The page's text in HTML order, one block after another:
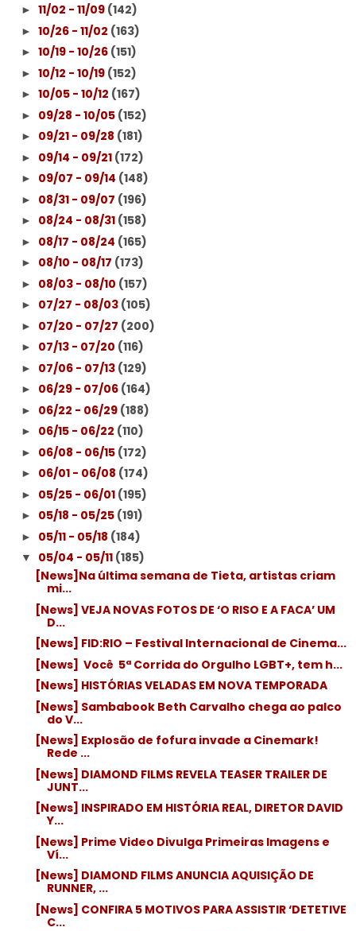
► 11/02 - 11/09 (142)
► 10/26 - 11/02 (163)
► 10/19 - 10/26 (151)
► 10/12 - 10/19 (152)
► 10/05 - 10/12 (167)
► 09/28 - 10/05 (152)
► 09/21 - 09/28 (181)
► 09/14 - 09/21 (172)
► 09/07 - 09/14 (148)
► 08/31 - 09/07 (196)
► 08/24 - 08/31 (158)
► 08/17 - 08/24 (165)
► 08/10 - 08/17 (173)
► 08/03 - 08/10 (157)
► 07/27 - 08/03 (105)
► 07/20 - 07/27 (200)
► 07/13 - 07/20 (116)
► 07/06 - 07/13 (129)
► 06/29 - 07/06 (164)
► 06/22 - 06/29 (188)
► 06/15 - 06/22 (110)
► 06/08 - 06/15 (172)
► 06/01 - 06/08 (174)
► 05/25 - 06/01 (195)
► 05/18 - 05/25 (191)
► 05/11 - 05/18 (184)
▼ 05/04 - 05/11 (185)
[News]Na última semana de Tieta, artistas criam
mi...
[News] VEJA NOVAS FOTOS DE ‘O RISO E A FACA’ UM
D...
[News] FID:RIO – Festival Internacional de Cinema...
[News] ​ Você ​ 5ª Corrida do Orgulho LGBT+, tem h...
[News] HISTÓRIAS VELADAS EM NOVA TEMPORADA
[News] Sambabook Beth Carvalho chega ao palco
do V...
[News] Explosão de fofura invade a Cinemark!
Rede ...
[News] DIAMOND FILMS REVELA TEASER TRAILER DE
JUNT...
[News] INSPIRADO EM HISTÓRIA REAL, DIRETOR DAVID
Y...
[News] Prime Video Divulga Primeiras Imagens e
Ví...
[News] DIAMOND FILMS ANUNCIA AQUISIÇÃO DE
RUNNER, ...
[News] CONFIRA 5 MOTIVOS PARA ASSISTIR ‘DETETIVE
C...